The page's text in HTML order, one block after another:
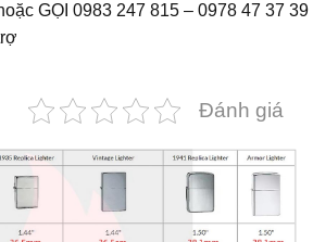
GỌI 0983 247 815 – 0978 47 37 39
Đánh giá